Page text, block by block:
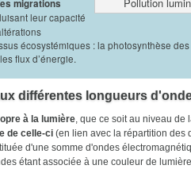
migrations
leur capacité
écosystémiques : la photosynthèse
flux d’énergie.
différentes longueurs
à la lumière, que ce soit au niveau de
de celle-ci (en lien avec la répartition des
d'une somme d'ondes
étant associée à une couleur de